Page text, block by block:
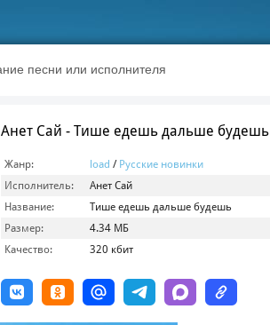
Анет Сай - Тише едешь дальше будешь
Жанр: load / Русские новинки
Исполнитель:
Анет Сай
Название:
Тише едешь дальше будешь
Размер:
4.34 МБ
Качество:
320 кбит